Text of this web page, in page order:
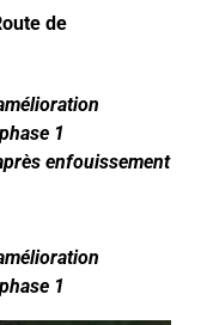
de
1
enfouissement
1